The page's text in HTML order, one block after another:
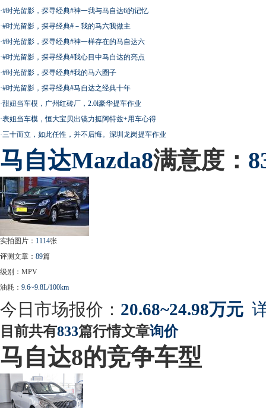
·#时光留影，探寻经典#神一我与马自达6的记忆
·#时光留影，探寻经典#－我的马六我做主
·#时光留影，探寻经典#神一样存在的马自达六
·#时光留影，探寻经典#我心目中马自达的亮点
·#时光留影，探寻经典#我的马六圈子
·#时光留影，探寻经典#马自达之经典十年
·甜妞当车模，广州红砖厂，2.0l豪华提车作业
·表姐当车模，恒大宝贝出镜力挺阿特兹+用车心得
·三十而立，如此任性，并不后悔。深圳龙岗提车作业
马自达Mazda8满意度：
实拍图片： 1114张
评测文章： 89篇
级别：MPV
油耗： 9.6~9.8L/100km
今日市场报价： 20.68~24.98万元
目前共有833篇行情文章询价
马自达8的竞争车型